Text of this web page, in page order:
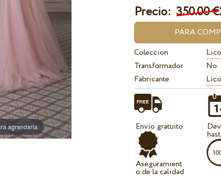
agrandarla
Precio:350.00 €
Coleccion
Transformador
No
Fabricante
Envío gratuito
Aseguramient
o de la calidad